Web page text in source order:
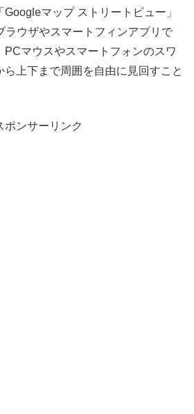
マップ ストリートビュー」
ラウザやスマートフィンアプリで
PCマウスやスマートフォンのスワ
ら上下まで周囲を自由に見回すこと
ポンサーリンク